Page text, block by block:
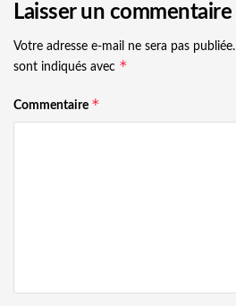
Laisser un commentaire
Votre adresse e-mail ne sera pas publiée.
sont indiqués avec *
Commentaire *